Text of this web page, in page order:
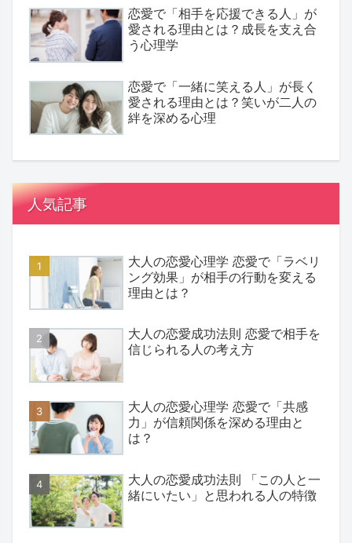
恋愛で「相手を応援できる人」が
愛される理由とは？成長を支え合
う心理学
恋愛で「一緒に笑える人」が長く
愛される理由とは？笑いが二人の
絆を深める心理
人気記事
大人の恋愛心理学 恋愛で「ラベリ
ング効果」が相手の行動を変える
理由とは？
大人の恋愛成功法則 恋愛で相手を
信じられる人の考え方
大人の恋愛心理学 恋愛で「共感
力」が信頼関係を深める理由と
は？
大人の恋愛成功法則 「この人と一
緒にいたい」と思われる人の特徴